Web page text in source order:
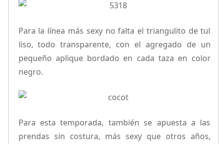
Para la línea más sexy no falta el triangulito de tul
liso, todo transparente, con el agregado de un
pequeño aplique bordado en cada taza en color
negro.
Para esta temporada, también se apuesta a las
prendas sin costura, más sexy que otros años,